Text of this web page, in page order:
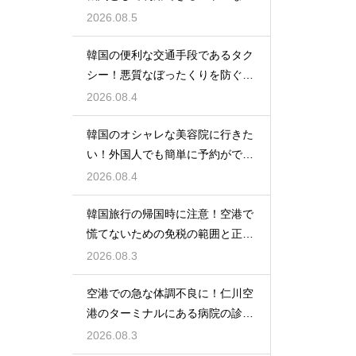
光の馬車
2026.08.5
韓国の便利な交通手段であるタク
シー！悪質なぼったくりを防ぐ確
実な対策
2026.08.4
韓国のオシャレな美容院に行きた
い！外国人でも簡単に予約ができ
るアプリ
2026.08.4
韓国旅行の帰国時に注意！空港で
慌てないための免税の範囲と正し
い計算
2026.08.3
空港での急な体調不良に！仁川空
港のターミナルにある病院の診療
時間
2026.08.3